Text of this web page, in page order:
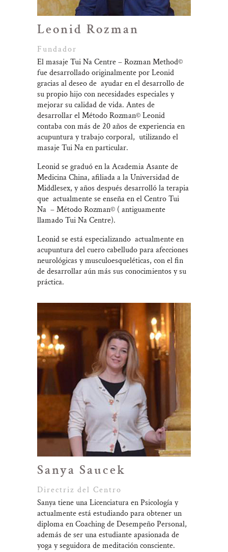
Leonid Rozman
Fundador
El masaje Tui Na Centre – Rozman Method©
fue desarrollado originalmente por Leonid
gracias al deseo de ayudar en el desarrollo de
su propio hijo con necesidades especiales y
mejorar su calidad de vida. Antes de
desarrollar el Método Rozman© Leonid
contaba con más de 20 años de experiencia en
acupuntura y trabajo corporal, utilizando el
masaje Tui Na en particular.
Leonid se graduó en la Academia Asante de
Medicina China, afiliada a la Universidad de
Middlesex, y años después desarrolló la terapia
que actualmente se enseña en el Centro Tui
Na – Método Rozman© ( antiguamente
llamado Tui Na Centre).
Leonid se está especializando actualmente en
acupuntura del cuero cabelludo para afecciones
neurológicas y musculoesqueléticas, con el fin
de desarrollar aún más sus conocimientos y su
práctica.
Sanya Saucek
Directriz del Centro
Sanya tiene una Licenciatura en Psicología y
actualmente está estudiando para obtener un
diploma en Coaching de Desempeño Personal,
además de ser una estudiante apasionada de
yoga y seguidora de meditación consciente.